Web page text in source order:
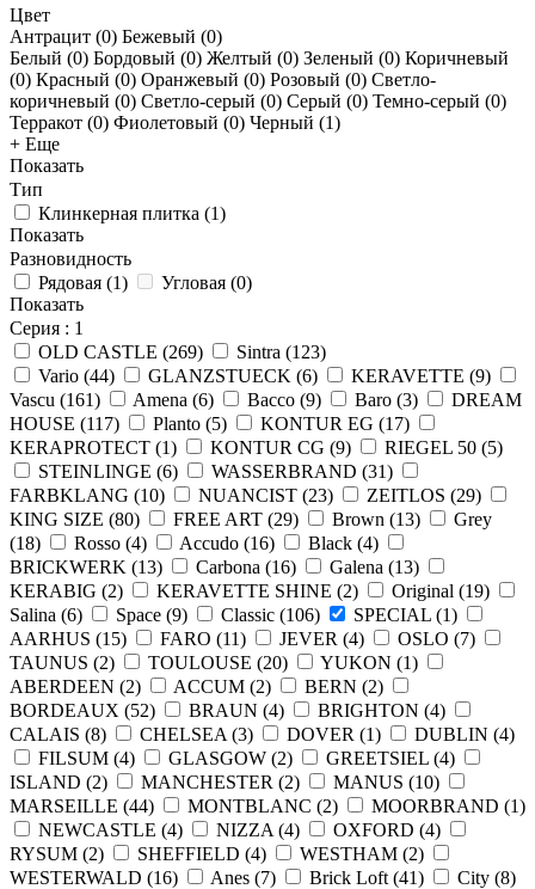
Цвет
Антрацит (0) Бежевый (0)
Белый (0) Бордовый (0) Желтый (0) Зеленый (0) Коричневый
(0) Красный (0) Оранжевый (0) Розовый (0) Светло-
коричневый (0) Светло-серый (0) Серый (0) Темно-серый (0)
Терракот (0) Фиолетовый (0) Черный (1)
+ Еще
Показать
Тип
Клинкерная плитка (1)
Показать
Разновидность
Рядовая (1) Угловая (0)
Показать
Серия : 1
OLD CASTLE (269) Sintra (123)
Vario (44) GLANZSTUECK (6) KERAVETTE (9)
Vascu (161) Amena (6) Bacco (9) Baro (3)
DREAM
HOUSE (117) Planto (5) KONTUR EG (17)
KERAPROTECT (1) KONTUR СG (9) RIEGEL 50 (5)
STEINLINGE (6) WASSERBRAND (31)
FARBKLANG (10) NUANCIST (23) ZEITLOS (29)
KING SIZE (80) FREE ART (29) Brown (13)
Grey
(18) Rosso (4) Accudo (16) Black (4)
BRICKWERK (13) Carbona (16) Galena (13)
KERABIG (2) KERAVETTE SHINE (2) Original (19)
Salina (6) Space (9) Classic (106) SPECIAL (1)
AARHUS (15) FARO (11) JEVER (4) OSLO (7)
TAUNUS (2) TOULOUSE (20) YUKON (1)
ABERDEEN (2) ACCUM (2) BERN (2)
BORDEAUX (52) BRAUN (4) BRIGHTON (4)
CALAIS (8) CHELSEA (3) DOVER (1) DUBLIN (4)
FILSUM (4) GLASGOW (2) GREETSIEL (4)
ISLAND (2) MANCHESTER (2) MANUS (10)
MARSEILLE (44) MONTBLANC (2) MOORBRAND (1)
NEWCASTLE (4) NIZZA (4) OXFORD (4)
RYSUM (2) SHEFFIELD (4) WESTHAM (2)
WESTERWALD (16) Anes (7) Brick Loft (41) City (8)